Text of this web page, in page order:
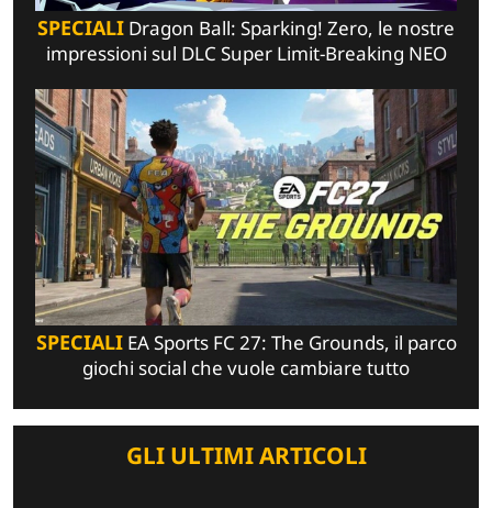
SPECIALI Dragon Ball: Sparking! Zero, le nostre
impressioni sul DLC Super Limit-Breaking NEO
SPECIALIEA Sports FC 27: The Grounds, il parco
giochi social che vuole cambiare tutto
GLI ULTIMI ARTICOLI